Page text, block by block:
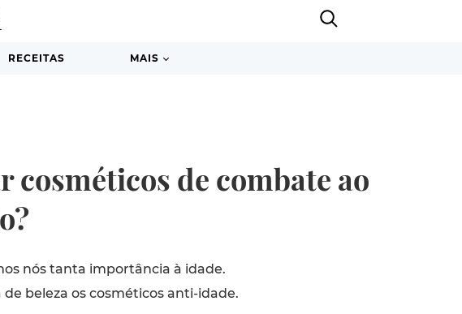
RECEITAS MAIS
cosméticos de combate ao
nós tanta importância à idade.
beleza os cosméticos anti-idade.